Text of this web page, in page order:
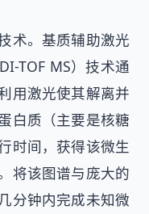
术。基质辅助激光
TOF MS）技术通
用激光使其解离并
白质（主要是核糖
时间，获得该微生
将该图谱与庞大的
分钟内完成未知微